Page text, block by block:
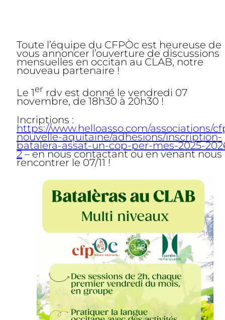
Toute l’équipe du CFPÒc est heureuse de
vous annoncer l’ouverture de discussions
mensuelles en occitan au CLAB, notre
nouveau partenaire !
Le 1er rdv est donné le vendredi 07
novembre, de 18h30 à 20h30 !
Incriptions :
https://www.helloasso.com/associations/
nouvelle-aquitaine/adhesions/inscription-
batalera-assat-un-cop-per-mes-2025-
2– en nous contactant ou en venant nous
rencontrer le 07/11 !